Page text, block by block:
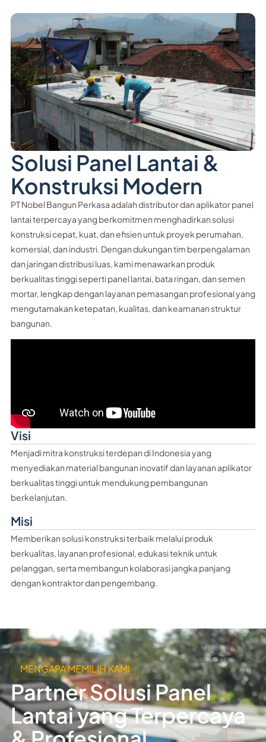
Solusi Panel Lantai &
Konstruksi Modern
PT Nobel Bangun Perkasa adalah distributor dan aplikator panel
lantai terpercaya yang berkomitmen menghadirkan solusi
konstruksi cepat, kuat, dan efisien untuk proyek perumahan,
komersial, dan industri. Dengan dukungan tim berpengalaman
dan jaringan distribusi luas, kami menawarkan produk
berkualitas tinggi seperti panel lantai, bata ringan, dan semen
mortar, lengkap dengan layanan pemasangan profesional yang
mengutamakan ketepatan, kualitas, dan keamanan struktur
bangunan.
Visi
Menjadi mitra konstruksi terdepan di Indonesia yang
menyediakan material bangunan inovatif dan layanan aplikator
berkualitas tinggi untuk mendukung pembangunan
berkelanjutan.
Misi
Memberikan solusi konstruksi terbaik melalui produk
berkualitas, layanan profesional, edukasi teknik untuk
pelanggan, serta membangun kolaborasi jangka panjang
dengan kontraktor dan pengembang.
MENGAPA MEMILIH KAMI
Partner Solusi Panel
Lantai yang Terpercaya